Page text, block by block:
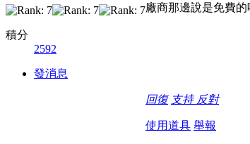
積分
2592
發消息
廠商那邊說是免費的
回復 支持 反對
使用道具 舉報